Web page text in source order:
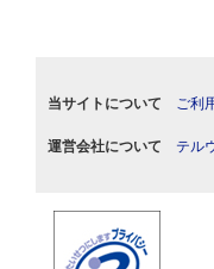
当サイトについて ご利
運営会社について テル